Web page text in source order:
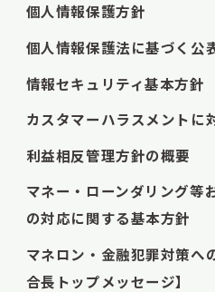
個人情報保護方針
個人情報保護法に基づく公
情報セキュリティ基本方針
カスタマーハラスメントに
利益相反管理方針の概要
マネー・ローンダリング等
の対応に関する基本方針
マネロン・金融犯罪対策へ
合長トップメッセージ】